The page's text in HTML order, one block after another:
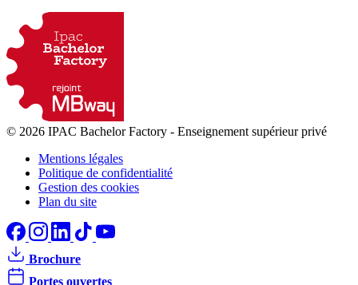
© 2026 IPAC Bachelor Factory - Enseignement supérieur privé
Mentions légales
Politique de confidentialité
Gestion des cookies
Plan du site
Brochure
Portes ouvertes